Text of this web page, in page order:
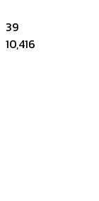
39
10,416